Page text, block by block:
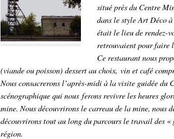
situé près du Centre
dans le style Art Déco
était le lieu de rendez-
retrouvaient pour faire
Ce restaurant nous
(viande ou poisson) dessert au choix, vin et café
Nous consacrerons l’après-midi à la visite guidée du
scénographique qui nous ferons revivre les heures
mine. Nous découvrirons le carreau de la mine, nous
découvrirons tout au long du parcours le travail des «
région.